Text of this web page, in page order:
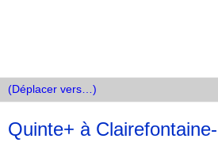
Quinte+ à